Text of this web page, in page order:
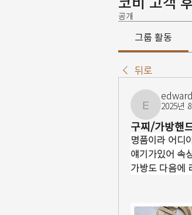
공개
그룹 활동
뒤로
2025년
구찌/가방핸
명품이라 어디
얘기가있어 속
가방도 다음에